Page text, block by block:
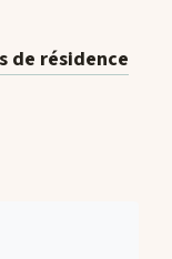
de résidence